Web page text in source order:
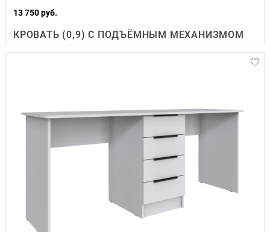
13 750 руб.
КРОВАТЬ (0,9) С ПОДЪЁМНЫМ МЕХАНИЗМОМ